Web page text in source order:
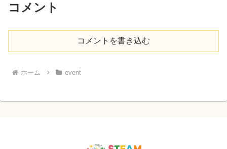
コメント
コメントを書き込む
ホーム event